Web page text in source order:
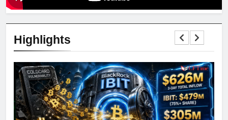
Highlights